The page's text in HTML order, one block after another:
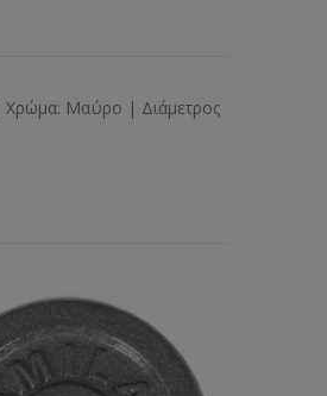
Χρώμα: Μαύρο | Διάμετρος